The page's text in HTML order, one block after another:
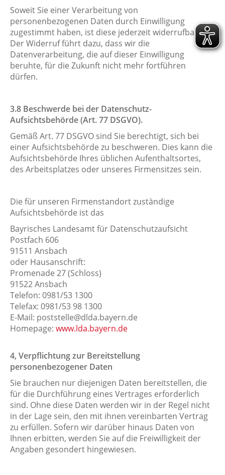
Soweit Sie einer Verarbeitung von
personenbezogenen Daten durch Einwilligung
zugestimmt haben, ist diese jederzeit widerrufbar.
Der Widerruf führt dazu, dass wir die
Datenverarbeitung, die auf dieser Einwilligung
beruhte, für die Zukunft nicht mehr fortführen
dürfen.
3.8 Beschwerde bei der Datenschutz-
Aufsichtsbehörde (Art. 77 DSGVO).
Gemäß Art. 77 DSGVO sind Sie berechtigt, sich bei
einer Aufsichtsbehörde zu beschweren. Dies kann die
Aufsichtsbehörde Ihres üblichen Aufenthaltsortes,
des Arbeitsplatzes oder unseres Firmensitzes sein.
Die für unseren Firmenstandort zuständige
Aufsichtsbehörde ist das
Bayrisches Landesamt für Datenschutzaufsicht
Postfach 606
91511 Ansbach
oder Hausanschrift:
Promenade 27 (Schloss)
91522 Ansbach
Telefon: 0981/53 1300
Telefax: 0981/53 98 1300
E-Mail: poststelle@dlda.bayern.de
Homepage: www.lda.bayern.de
4, Verpflichtung zur Bereitstellung
personenbezogener Daten
Sie brauchen nur diejenigen Daten bereitstellen, die
für die Durchführung eines Vertrages erforderlich
sind. Ohne diese Daten werden wir in der Regel nicht
in der Lage sein, den mit ihnen vereinbarten Vertrag
zu erfüllen. Sofern wir darüber hinaus Daten von
Ihnen erbitten, werden Sie auf die Freiwilligkeit der
Angaben gesondert hingewiesen.